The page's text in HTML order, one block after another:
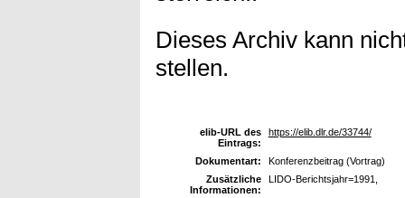
Dieses Archiv kann
stellen.
elib-URL des
Eintrags:
https://elib.dlr.de/33744/
Dokumentart:
Konferenzbeitrag (Vortrag)
Zusätzliche
Informationen:
LIDO-Berichtsjahr=1991,